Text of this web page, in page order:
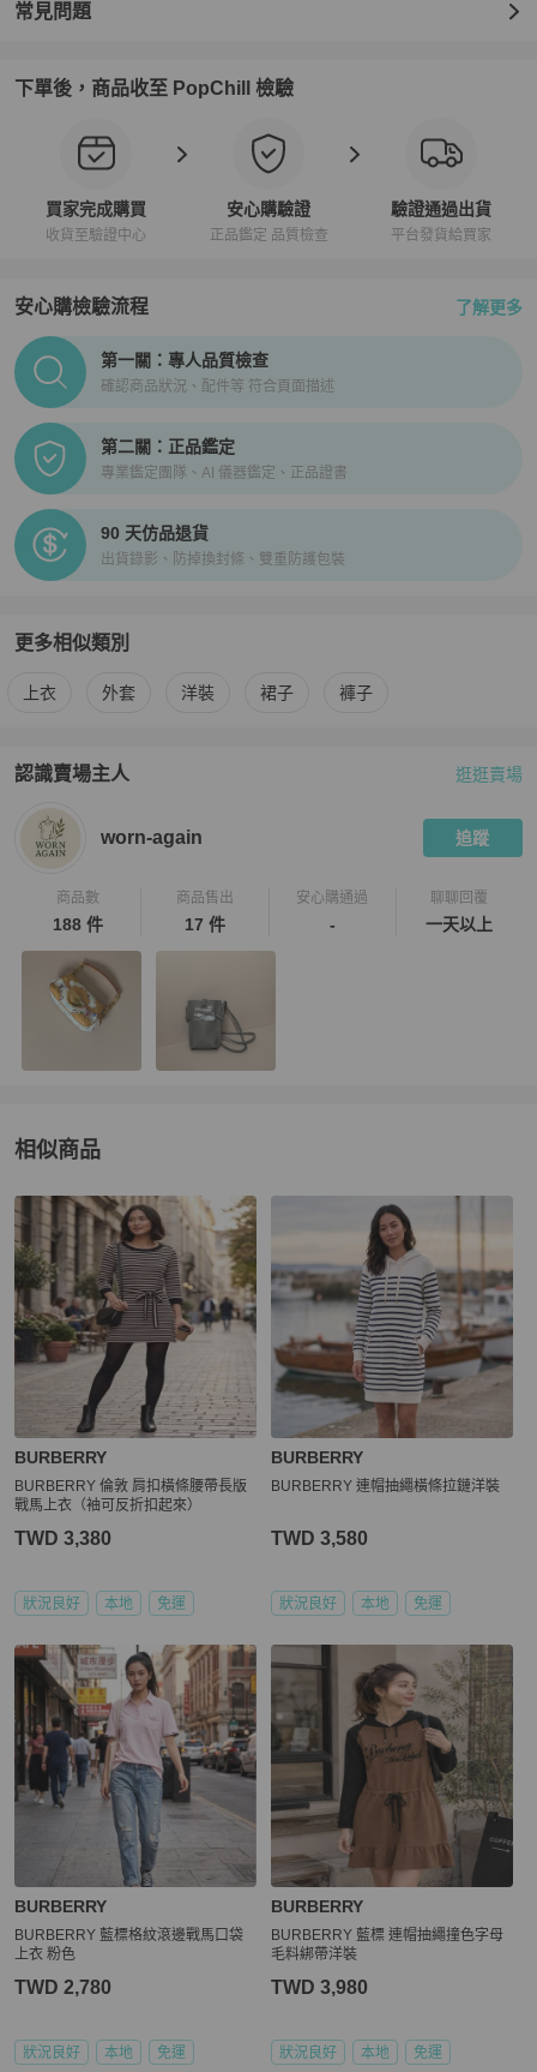
常見問題
下單後，商品收至 PopChill 檢驗
買家完成購買
收貨至驗證中心
安心購驗證
正品鑑定 品質檢查
驗證通過出貨
平台發貨給買家
安心購檢驗流程 了解更多
PopChill拍拍圈正品驗證、安心購檢驗流程介紹
第一關：專人品質檢查
確認商品狀況、配件等 符合頁面描述
第二關：正品鑑定
專業鑑定團隊、AI 儀器鑑定、正品證書
90 天仿品退貨
出貨錄影、防掉換封條、雙重防護包裝
更多相似類別
更多 BURBERRY 女裝相似商品推薦
上衣 外套 洋裝 裙子 褲子
認識賣場主人
PopChill 拍拍圈嚴選賣家
逛逛賣場
worn-again 追蹤
商品數
188 件
商品售出
17 件
安心購通過
-
聊聊回覆
一天以上
相似商品
更多相似BURBERRY 女裝 推薦精品
BURBERRY
BURBERRY 倫敦 肩扣橫條腰帶長版
戰馬上衣（袖可反折扣起來）
TWD 3,380
狀況良好 本地 免運
BURBERRY
BURBERRY 連帽抽繩橫條拉鏈洋裝
TWD 3,580
狀況良好 本地 免運
BURBERRY
BURBERRY 藍標格紋滾邊戰馬口袋
上衣 粉色
TWD 2,780
狀況良好 本地 免運
BURBERRY
BURBERRY 藍標 連帽抽繩撞色字母
毛料綁帶洋裝
TWD 3,980
狀況良好 本地 免運